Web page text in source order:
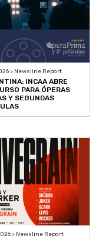
> Newsline Report
INCAA ABRE
PARA ÓPERAS
Y SEGUNDAS
> Newsline Report